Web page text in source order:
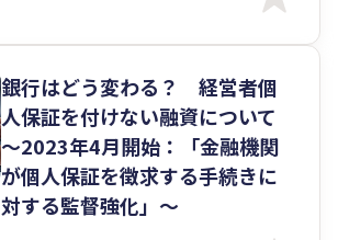
銀行はどう変わる？ 経営者個
人保証を付けない融資について
～2023年4月開始：「金融機関
が個人保証を徴求する手続きに
対する監督強化」～